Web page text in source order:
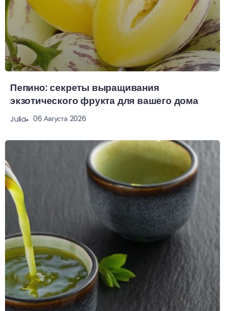
Пепино: секреты выращивания
экзотического фрукта для вашего дома
Julia 06 Августа 2026